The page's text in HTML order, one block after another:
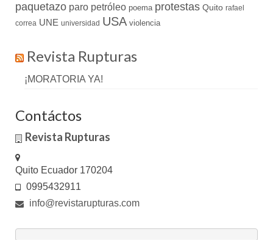
paquetazo paro petróleo poema protestas Quito rafael
correa UNE universidad USA violencia
Revista Rupturas
¡MORATORIA YA!
Contáctos
Revista Rupturas
Quito Ecuador 170204
0995432911
info@revistarupturas.com